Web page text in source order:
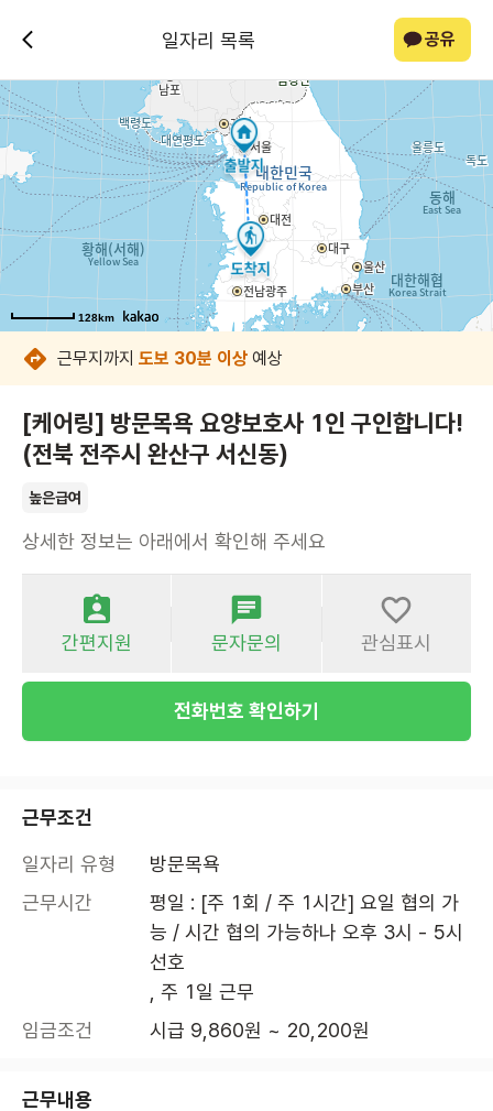
일자리 목록 공유
128km
128km
128km
128km
128km
128km
128km
128km
근무지까지 도보 30분 이상 예상
[케어링] 방문목욕 요양보호사 1인 구인합니다!
(전북 전주시 완산구 서신동)
높은급여
상세한 정보는 아래에서 확인해 주세요
간편지원 문자문의 관심표시
전화번호 확인하기
근무조건
일자리 유형
방문목욕
근무시간
평일 : [주 1회 / 주 1시간] 요일 협의 가
능 / 시간 협의 가능하나 오후 3시 - 5시
선호
, 주 1일 근무
임금조건
시급 9,860원 ~ 20,200원
근무내용